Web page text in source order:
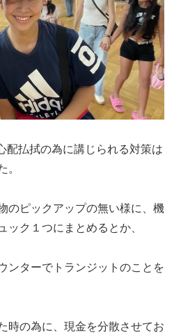
配払拭の為に講じられる対策は
。
のピックアップの無い様に、機
ック１つにまとめるとか、
ンターでトランジットのことを
時の為に、現金を分散させてお